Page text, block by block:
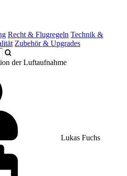
Recht & Flugregeln Technik &
Zubehör & Upgrades
der Luftaufnahme
Lukas Fuchs